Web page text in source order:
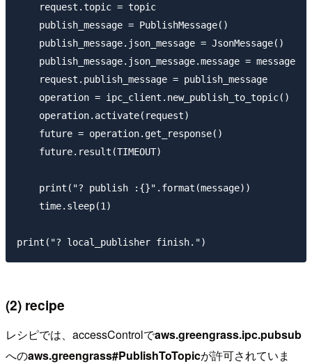
    request.topic = topic
    publish_message = PublishMessage()
    publish_message.json_message = JsonMessage()
    publish_message.json_message.message = message
    request.publish_message = publish_message
    operation = ipc_client.new_publish_to_topic()
    operation.activate(request)
    future = operation.get_response()
    future.result(TIMEOUT)
    print("? publish :{}".format(message))
    time.sleep(1)
(2) recipe
レシピでは、accessControlでaws.greengrass.ipc.pubsub
へのaws.greengrass#PublishToTopicが許可されていま